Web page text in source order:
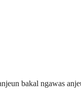
bakal ngawas